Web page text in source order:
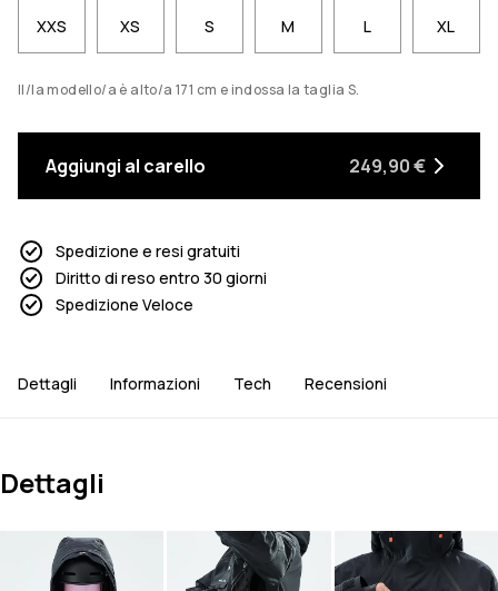
XXS XS S M L XL
Il/la modello/a è alto/a 171 cm e indossa la taglia S.
Aggiungi al carello 249,90 €
Spedizione e resi gratuiti
Diritto di reso entro 30 giorni
Spedizione Veloce
Dettagli Informazioni Tech Recensioni
Dettagli